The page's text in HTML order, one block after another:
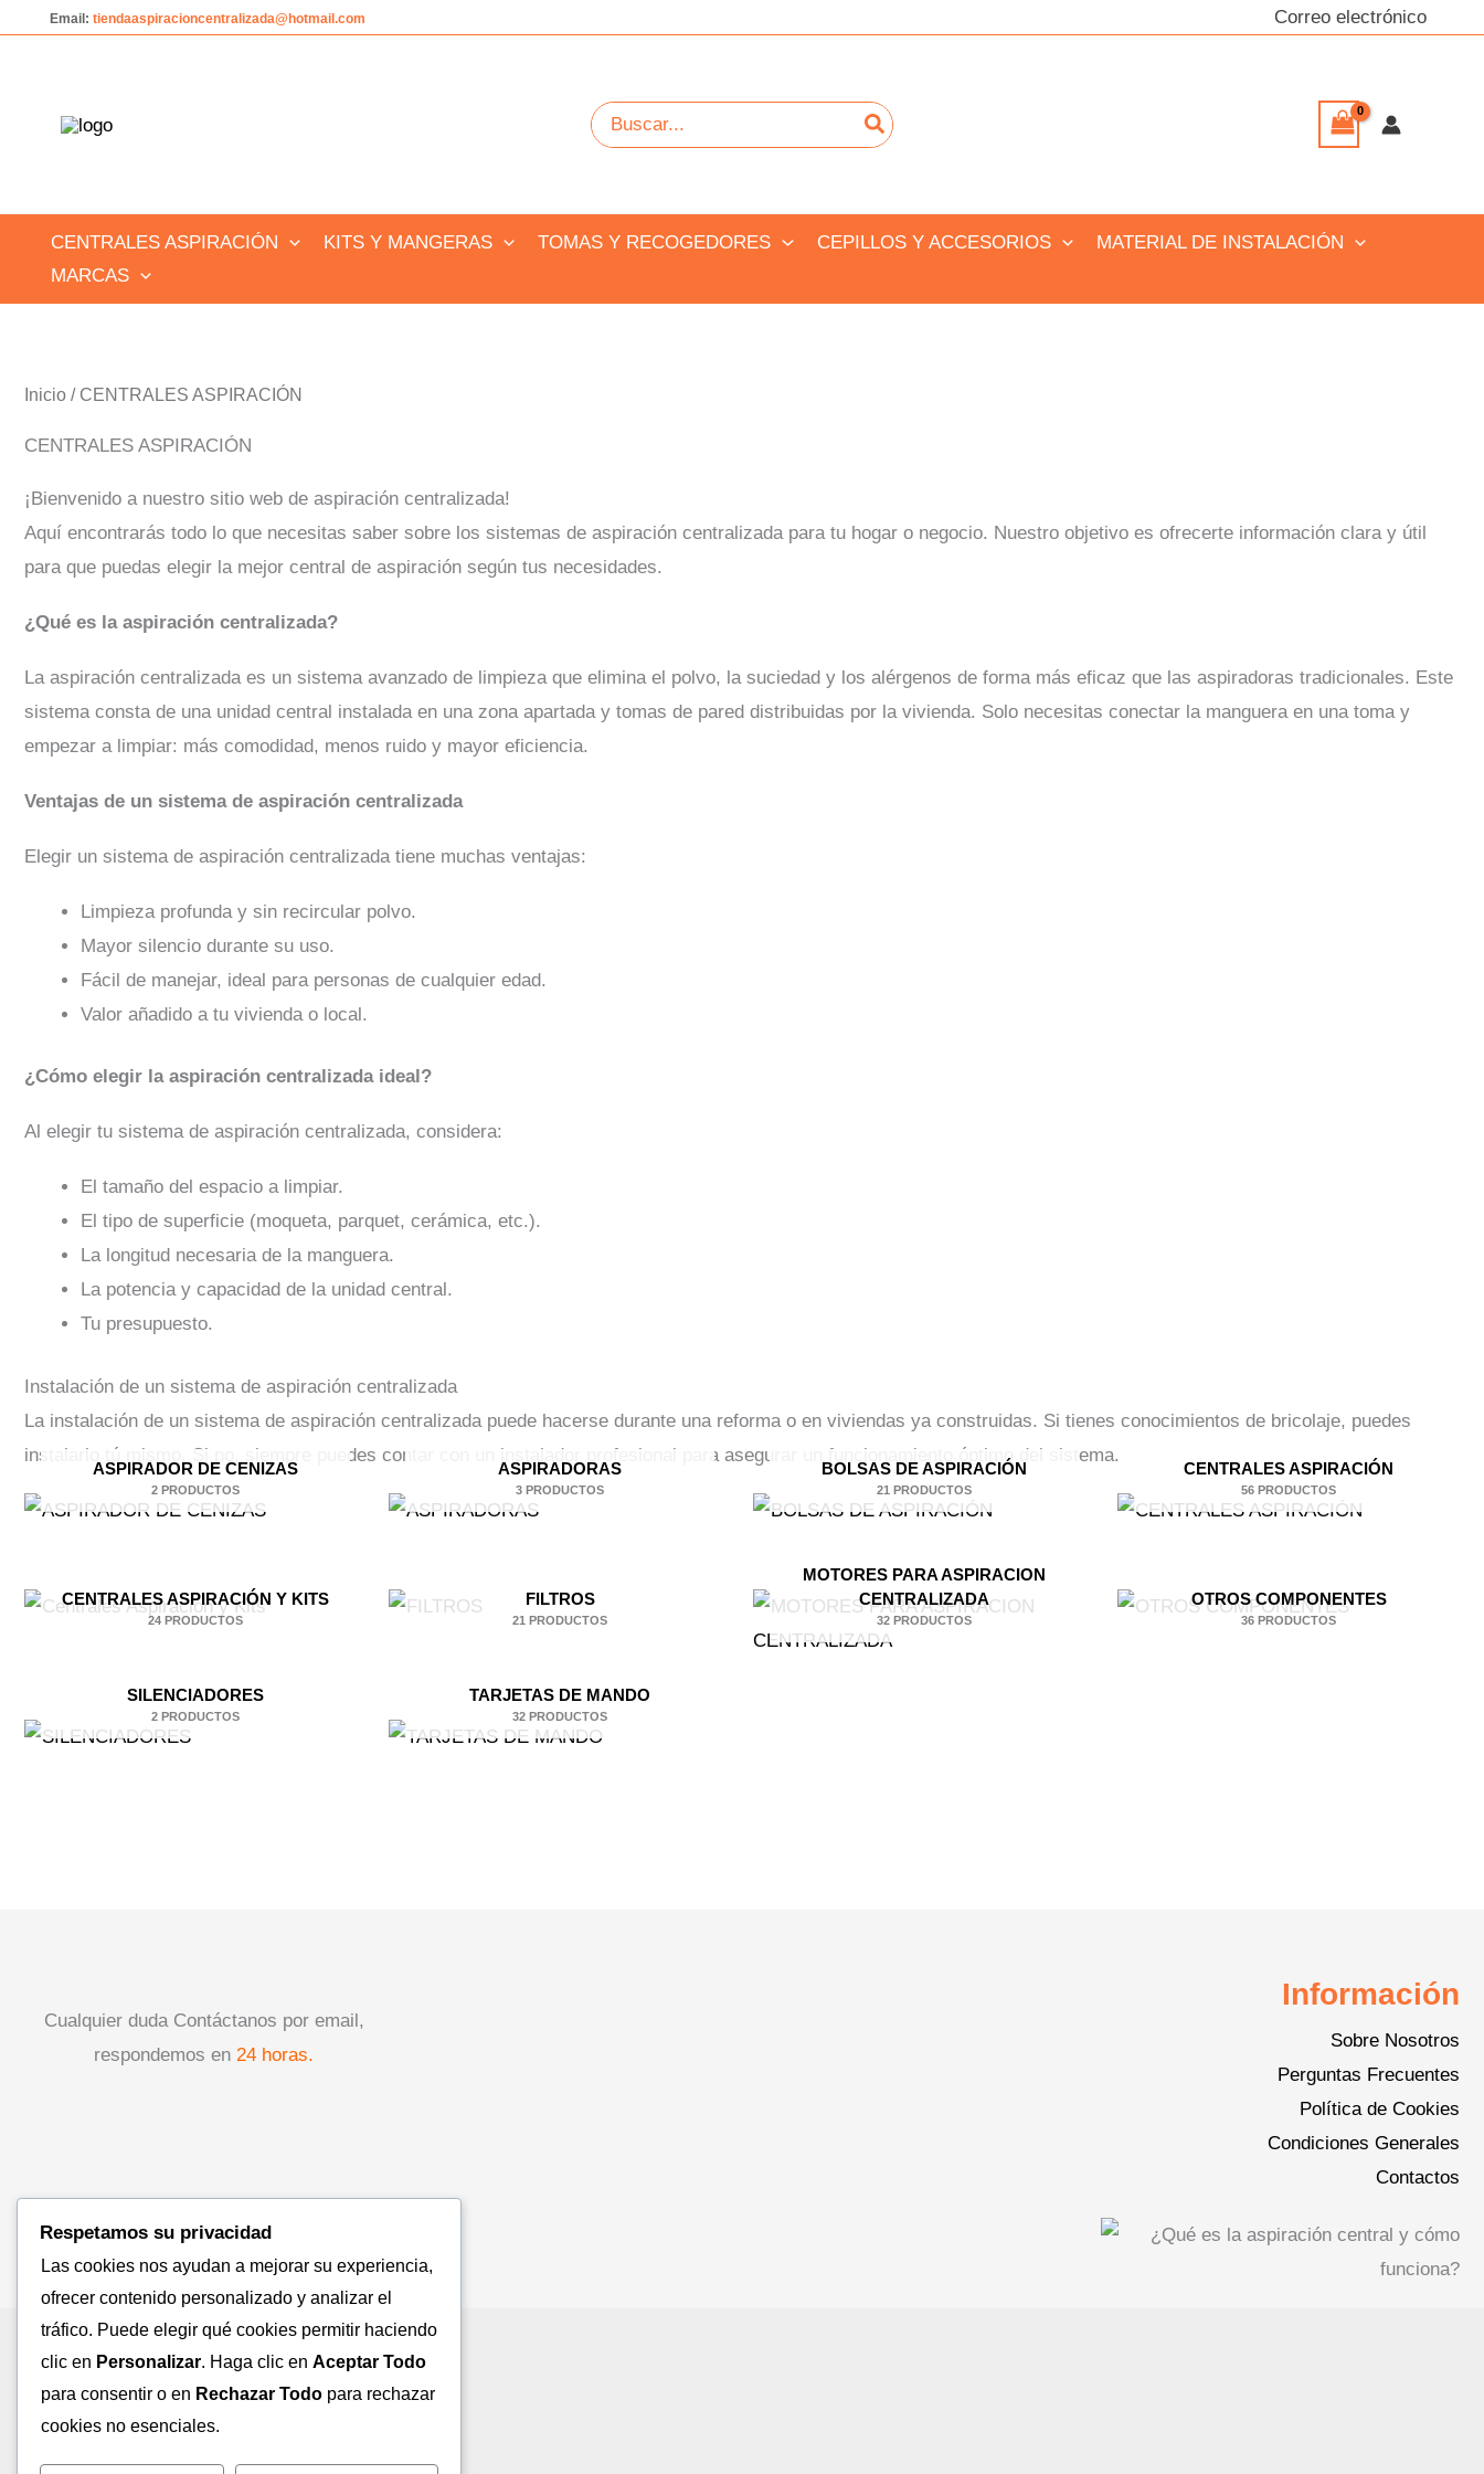
Email: tiendaaspiracioncentralizada@hotmail.com Correo electrónico
Buscar
por:
CENTRALES ASPIRACIÓN KITS Y MANGERAS TOMAS Y RECOGEDORES CEPILLOS Y ACCESORIOS
MATERIAL DE INSTALACIÓN
MARCAS
Inicio / CENTRALES ASPIRACIÓN
CENTRALES ASPIRACIÓN
¡Bienvenido a nuestro sitio web de aspiración centralizada!
Aquí encontrarás todo lo que necesitas saber sobre los sistemas de aspiración centralizada para tu hogar o negocio. Nuestro objetivo es ofrecerte información clara y útil
para que puedas elegir la mejor central de aspiración según tus necesidades.
¿Qué es la aspiración centralizada?
La aspiración centralizada es un sistema avanzado de limpieza que elimina el polvo, la suciedad y los alérgenos de forma más eficaz que las aspiradoras tradicionales. Este
sistema consta de una unidad central instalada en una zona apartada y tomas de pared distribuidas por la vivienda. Solo necesitas conectar la manguera en una toma y
empezar a limpiar: más comodidad, menos ruido y mayor eficiencia.
Ventajas de un sistema de aspiración centralizada
Elegir un sistema de aspiración centralizada tiene muchas ventajas:
Limpieza profunda y sin recircular polvo.
Mayor silencio durante su uso.
Fácil de manejar, ideal para personas de cualquier edad.
Valor añadido a tu vivienda o local.
¿Cómo elegir la aspiración centralizada ideal?
Al elegir tu sistema de aspiración centralizada, considera:
El tamaño del espacio a limpiar.
El tipo de superficie (moqueta, parquet, cerámica, etc.).
La longitud necesaria de la manguera.
La potencia y capacidad de la unidad central.
Tu presupuesto.
Instalación de un sistema de aspiración centralizada
La instalación de un sistema de aspiración centralizada puede hacerse durante una reforma o en viviendas ya construidas. Si tienes conocimientos de bricolaje, puedes
instalarlo tú mismo. Si no, siempre puedes contar con un instalador profesional para asegurar un funcionamiento óptimo del sistema.
ASPIRADOR DE CENIZAS
2 PRODUCTOS
ASPIRADORAS
3 PRODUCTOS
BOLSAS DE ASPIRACIÓN
21 PRODUCTOS
CENTRALES ASPIRACIÓN
56 PRODUCTOS
CENTRALES ASPIRACIÓN Y KITS
24 PRODUCTOS
FILTROS
21 PRODUCTOS
MOTORES PARA ASPIRACION
CENTRALIZADA
32 PRODUCTOS
OTROS COMPONENTES
36 PRODUCTOS
SILENCIADORES
2 PRODUCTOS
TARJETAS DE MANDO
32 PRODUCTOS
Cualquier duda Contáctanos por email,
respondemos en 24 horas.
Información
Sobre Nosotros
Perguntas Frecuentes
Política de Cookies
Condiciones Generales
Contactos
Somos una Tienda Online de Productos
de Aspiración Central.
Correo electrónico:
tiendaaspiracioncentralizada@hotmail.c
Respetamos su privacidad
Las cookies nos ayudan a mejorar su experiencia,
ofrecer contenido personalizado y analizar el
tráfico. Puede elegir qué cookies permitir haciendo
clic en Personalizar. Haga clic en Aceptar Todo
para consentir o en Rechazar Todo para rechazar
cookies no esenciales.